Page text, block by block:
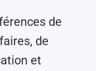
de
de
et